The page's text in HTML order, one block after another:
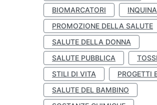
BIOMARCATORI
PROMOZIONE DELLA SALUTE
SALUTE DELLA DONNA
SALUTE PUBBLICA
STILI DI VITA
PROGETTI
SALUTE DEL BAMBINO